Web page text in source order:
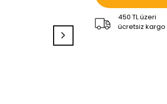
450 TL üzeri
ücretsiz kargo